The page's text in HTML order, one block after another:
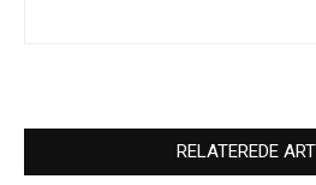
RELATEREDE